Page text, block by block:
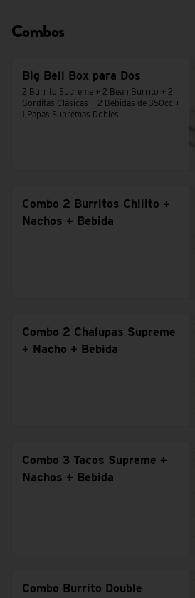
Combos
Big Bell Box para Dos
2 Burrito Supreme + 2 Bean Burrito + 2
Gorditas Clásicas + 2 Bebidas de 350cc +
1 Papas Supremas Dobles
Combo 2 Burritos Chilito +
Nachos + Bebida
Combo 2 Chalupas Supreme
+ Nacho + Bebida
Combo 3 Tacos Supreme +
Nachos + Bebida
Combo Burrito Double